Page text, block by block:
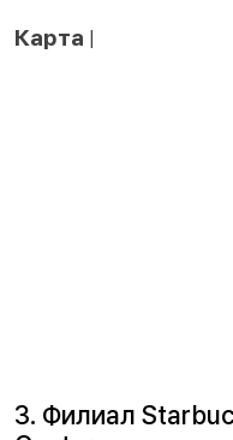
Карта
3. Филиал